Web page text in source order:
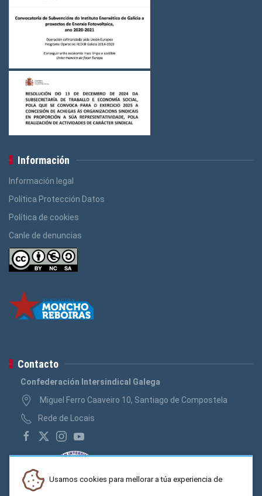
Información
Información legal
Política Protección Datos
Política de cookies
Canle de denuncias
Contacto
Confederación Intersindical Galega
Miguel Ferro Caaveiro 10, Santiago de Compostela
Rede de Locais
Usamos cookies para mellorar a túa experiencia de